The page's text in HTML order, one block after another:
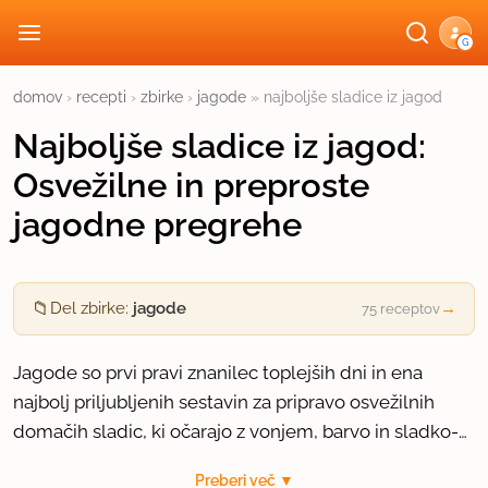
G
domov › recepti › zbirke › jagode » najboljše sladice iz jagod
Najboljše sladice iz jagod:
Osvežilne in preproste
jagodne pregrehe
📁 Del zbirke: jagode 75 receptov→
Jagode so prvi pravi znanilec toplejših dni in ena
najbolj priljubljenih sestavin za pripravo osvežilnih
domačih sladic, ki očarajo z vonjem, barvo in sladko-
Jagode spadajo v družino rožnic in so skozi zgodovino
Preberi več ▼